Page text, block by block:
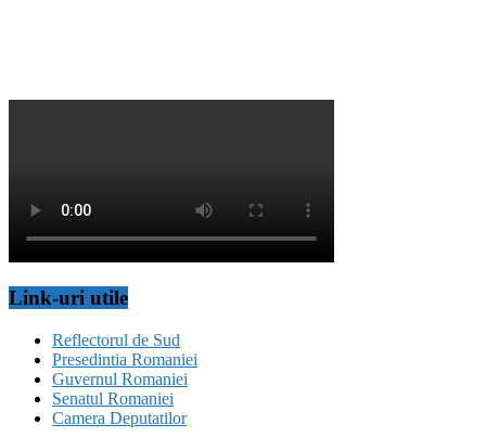
Link-uri utile
Reflectorul de Sud
Presedintia Romaniei
Guvernul Romaniei
Senatul Romaniei
Camera Deputatilor